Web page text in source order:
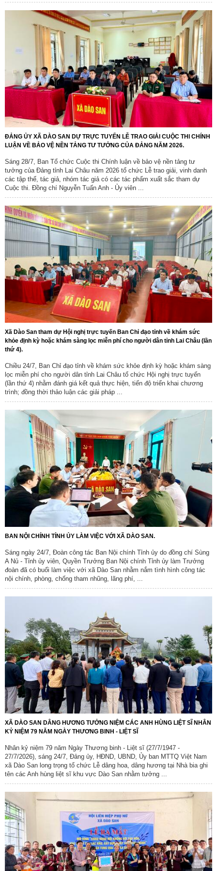
ĐẢNG ỦY XÃ DÀO SAN DỰ TRỰC TUYẾN LỄ TRAO GIẢI CUỘC THI CHÍNH
LUẬN VỀ BẢO VỆ NỀN TẢNG TƯ TƯỞNG CỦA ĐẢNG NĂM 2026.
Sáng 28/7, Ban Tổ chức Cuộc thi Chính luận về bảo vệ nền tảng tư
tưởng của Đảng tỉnh Lai Châu năm 2026 tổ chức Lễ trao giải, vinh danh
các tập thể, tác giả, nhóm tác giả có các tác phẩm xuất sắc tham dự
Cuộc thi. Đồng chí Nguyễn Tuấn Anh - Ủy viên ...
Xã Dào San tham dự Hội nghị trực tuyến Ban Chỉ đạo tỉnh về khám sức
khỏe định kỳ hoặc khám sàng lọc miễn phí cho người dân tỉnh Lai Châu (lần
thứ 4).
Chiều 24/7, Ban Chỉ đạo tỉnh về khám sức khỏe định kỳ hoặc khám sàng
lọc miễn phí cho người dân tỉnh Lai Châu tổ chức Hội nghị trực tuyến
(lần thứ 4) nhằm đánh giá kết quả thực hiện, tiến độ triển khai chương
trình; đồng thời thảo luận các giải pháp ...
BAN NỘI CHÍNH TỈNH ỦY LÀM VIỆC VỚI XÃ DÀO SAN.
Sáng ngày 24/7, Đoàn công tác Ban Nội chính Tỉnh ủy do đồng chí Sùng
A Nủ - Tỉnh ủy viên, Quyền Trưởng Ban Nội chính Tỉnh ủy làm Trưởng
đoàn đã có buổi làm việc với xã Dào San nhằm nắm tình hình công tác
nội chính, phòng, chống tham nhũng, lãng phí, ...
XÃ DÀO SAN DÂNG HƯƠNG TƯỞNG NIỆM CÁC ANH HÙNG LIỆT SĨ NHÂN
KỶ NIỆM 79 NĂM NGÀY THƯƠNG BINH - LIỆT SĨ
Nhân kỷ niệm 79 năm Ngày Thương binh - Liệt sĩ (27/7/1947 -
27/7/2026), sáng 24/7, Đảng ủy, HĐND, UBND, Ủy ban MTTQ Việt Nam
xã Dào San long trọng tổ chức Lễ dâng hoa, dâng hương tại Nhà bia ghi
tên các Anh hùng liệt sĩ khu vực Dào San nhằm tưởng ...